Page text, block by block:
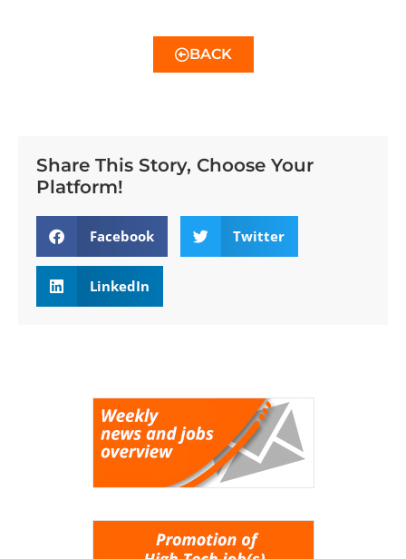
BACK
Share This Story, Choose Your
Platform!
Facebook Twitter
LinkedIn